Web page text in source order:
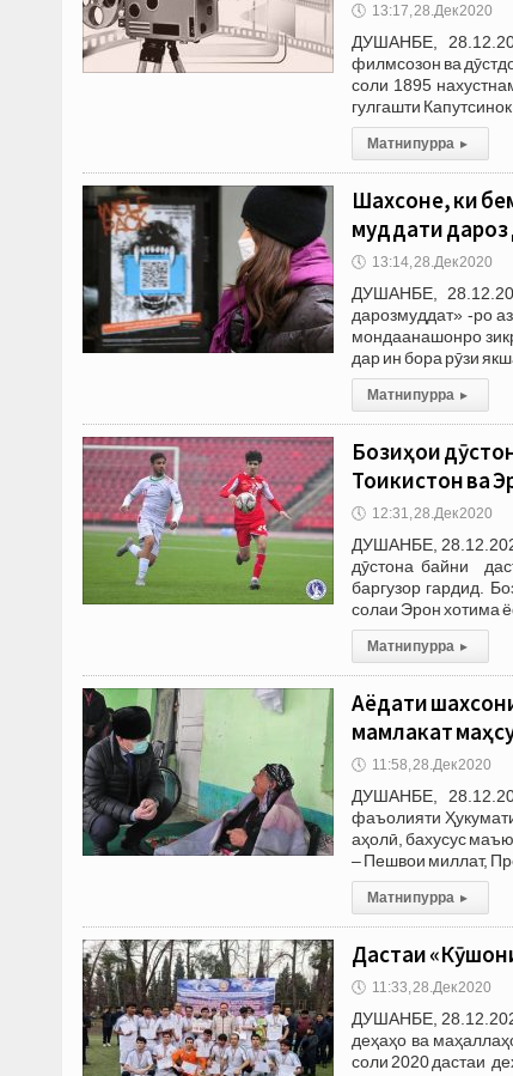
🕔 13:17, 28.Дек 2020
ДУШАНБЕ,
филмсозон ва
соли 1895
гулгашти
Матни пурра ▸
Шахсоне, ки
муддати
🕔 13:14, 28.Дек 2020
ДУШАНБЕ,
дарозмуддат» -ро
мондаанашонро
дар ин бора рӯзи
Матни пурра ▸
Бозиҳои
Тоҷикистон ва
🕔 12:31, 28.Дек 2020
ДУШАНБЕ,
дӯстона байни
баргузор гардид.
солаи Эрон хотима
Матни пурра ▸
Аёдати
мамлакат
🕔 11:58, 28.Дек 2020
ДУШАНБЕ,
фаъолияти
аҳолӣ, бахусус
– Пешвои миллат,
Матни пурра ▸
Дастаи
🕔 11:33, 28.Дек 2020
ДУШАНБЕ,
деҳаҳо ва
соли 2020 дастаи